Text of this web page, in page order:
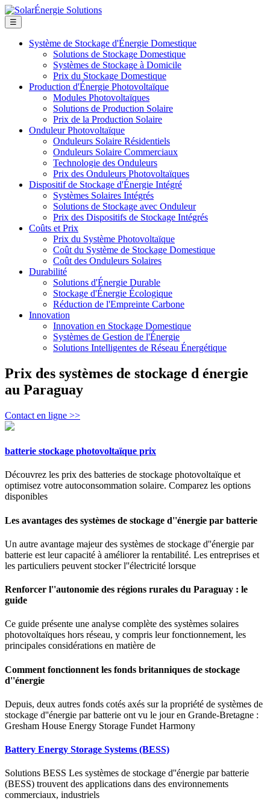
☰
Système de Stockage d'Énergie Domestique
Solutions de Stockage Domestique
Systèmes de Stockage à Domicile
Prix du Stockage Domestique
Production d'Énergie Photovoltaïque
Modules Photovoltaïques
Solutions de Production Solaire
Prix de la Production Solaire
Onduleur Photovoltaïque
Onduleurs Solaire Résidentiels
Onduleurs Solaire Commerciaux
Technologie des Onduleurs
Prix des Onduleurs Photovoltaïques
Dispositif de Stockage d'Énergie Intégré
Systèmes Solaires Intégrés
Solutions de Stockage avec Onduleur
Prix des Dispositifs de Stockage Intégrés
Coûts et Prix
Prix du Système Photovoltaïque
Coût du Système de Stockage Domestique
Coût des Onduleurs Solaires
Durabilité
Solutions d'Énergie Durable
Stockage d'Énergie Écologique
Réduction de l'Empreinte Carbone
Innovation
Innovation en Stockage Domestique
Systèmes de Gestion de l'Énergie
Solutions Intelligentes de Réseau Énergétique
Prix des systèmes de stockage d énergie
au Paraguay
Contact en ligne >>
batterie stockage photovoltaïque prix
Découvrez les prix des batteries de stockage photovoltaïque et
optimisez votre autoconsommation solaire. Comparez les options
disponibles
Les avantages des systèmes de stockage d''énergie par batterie
Un autre avantage majeur des systèmes de stockage d''énergie par
batterie est leur capacité à améliorer la rentabilité. Les entreprises et
les particuliers peuvent stocker l''électricité lorsque
Renforcer l''autonomie des régions rurales du Paraguay : le
guide
Ce guide présente une analyse complète des systèmes solaires
photovoltaïques hors réseau, y compris leur fonctionnement, les
principales considérations en matière de
Comment fonctionnent les fonds britanniques de stockage
d''énergie
Depuis, deux autres fonds cotés axés sur la propriété de systèmes de
stockage d''énergie par batterie ont vu le jour en Grande-Bretagne :
Gresham House Energy Storage Fundet Harmony
Battery Energy Storage Systems (BESS)
Solutions BESS Les systèmes de stockage d''énergie par batterie
(BESS) trouvent des applications dans des environnements
commerciaux, industriels